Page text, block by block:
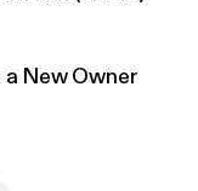
New Owner